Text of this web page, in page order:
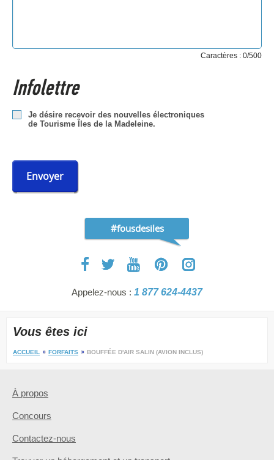
Caractères : 0/500
Infolettre
Je désire recevoir des nouvelles électroniques
de Tourisme Îles de la Madeleine.
Envoyer
#fousdesiles
Appelez-nous : 1 877 624-4437
Vous êtes ici
ACCUEIL FORFAITS BOUFFÉE D'AIR SALIN (AVION INCLUS)
À propos
Concours
Contactez-nous